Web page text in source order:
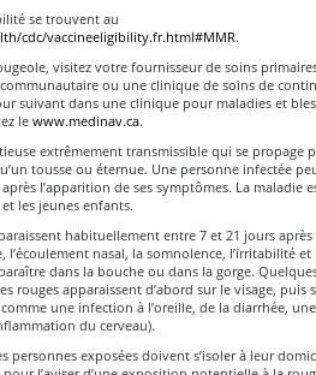
se trouvent au
cdc/vaccineeligibility.fr.html#MMR.
visitez votre fournisseur de soins
ou une clinique de soins de
suivant dans une clinique pour maladies et
le www.medinav.ca.
extrêmement transmissible qui se propage
tousse ou éternue. Une personne infectée
l’apparition de ses symptômes. La maladie
les jeunes enfants.
habituellement entre 7 et 21 jours après
nasal, la somnolence, l’irritabilité
dans la bouche ou dans la gorge.
rouges apparaissent d’abord sur le visage, puis
une infection à l’oreille, de la diarrhée,
du cerveau).
personnes exposées doivent s’isoler à leur